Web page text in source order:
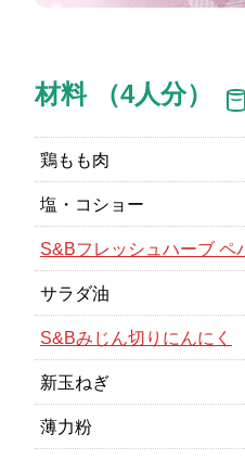
材料 （4人分）
鶏もも肉
塩・コショー
S&Bフレッシュハーブ ペ
サラダ油
S&Bみじん切りにんにく
新玉ねぎ
薄力粉